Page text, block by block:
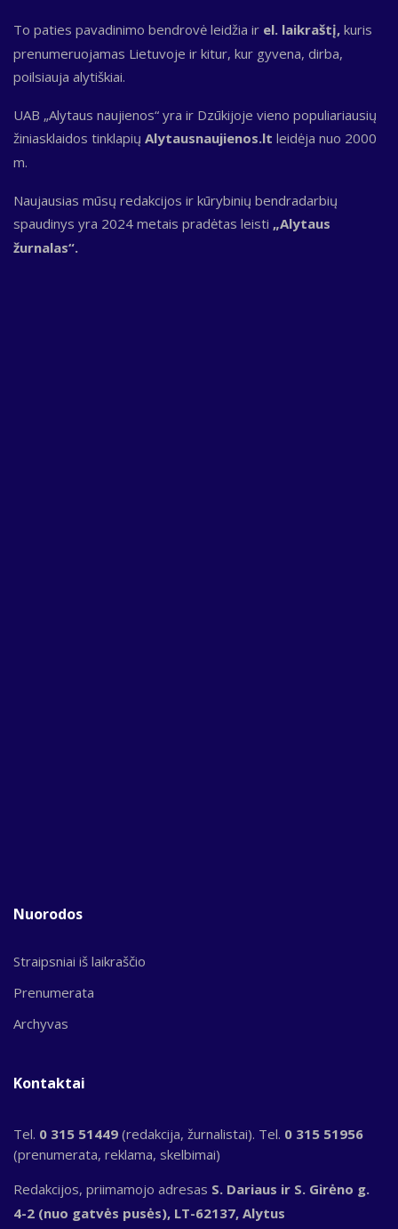
To paties pavadinimo bendrovė leidžia ir el. laikraštį, kuris
prenumeruojamas Lietuvoje ir kitur, kur gyvena, dirba,
poilsiauja alytiškiai.
UAB „Alytaus naujienos“ yra ir Dzūkijoje vieno populiariausių
žiniasklaidos tinklapių Alytausnaujienos.lt leidėja nuo 2000
m.
Naujausias mūsų redakcijos ir kūrybinių bendradarbių
spaudinys yra 2024 metais pradėtas leisti „Alytaus
žurnalas“.
Nuorodos
Straipsniai iš laikraščio
Prenumerata
Archyvas
Kontaktai
Tel. 0 315 51449 (redakcija, žurnalistai). Tel. 0 315 51956
(prenumerata, reklama, skelbimai)
Redakcijos, priimamojo adresas S. Dariaus ir S. Girėno g.
4-2 (nuo gatvės pusės), LT-62137, Alytus